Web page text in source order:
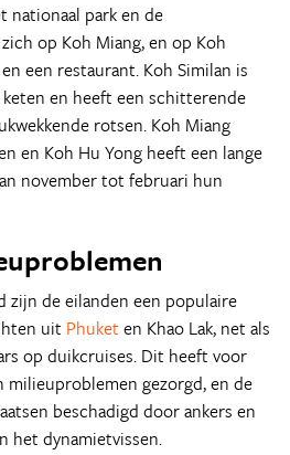
nationaal park en de
op Koh Miang, en op Koh
een restaurant. Koh Similan is
en heeft een schitterende
rotsen. Koh Miang
en Koh Hu Yong heeft een lange
november tot februari hun
zijn de eilanden een populaire
uit Phuket en Khao Lak, net als
op duikcruises. Dit heeft voor
gezorgd, en de
beschadigd door ankers en
het dynamietvissen.